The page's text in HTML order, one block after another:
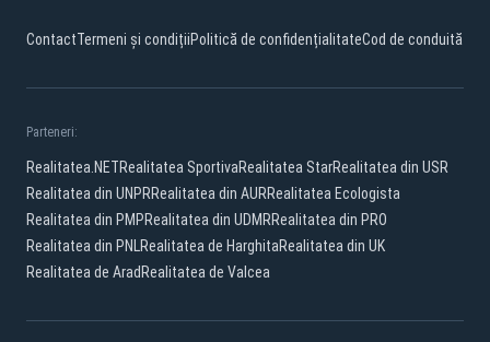
ContactTermeni și condițiiPolitică de confidențialitateCod de conduită
Parteneri:
Realitatea.NETRealitatea SportivaRealitatea StarRealitatea din USR
Realitatea din UNPRRealitatea din AURRealitatea Ecologista
Realitatea din PMPRealitatea din UDMRRealitatea din PRO
Realitatea din PNLRealitatea de HarghitaRealitatea din UK
Realitatea de Arad Realitatea de Valcea